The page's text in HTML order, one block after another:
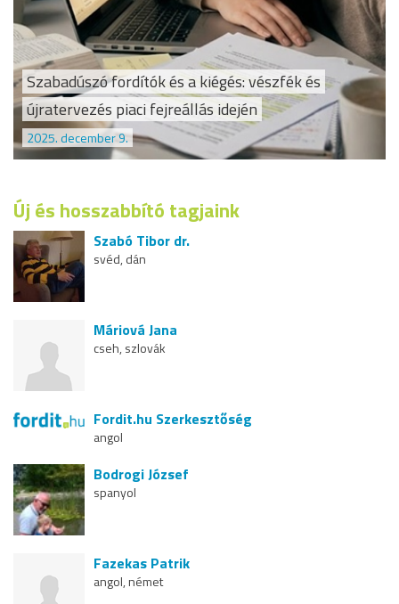
Szabadúszó fordítók és a kiégés: vészfék és
újratervezés piaci fejreállás idején
2025. december 9.
Új és hosszabbító tagjaink
Szabó Tibor dr.
svéd, dán
Máriová Jana
cseh, szlovák
Fordit.hu Szerkesztőség
angol
Bodrogi József
spanyol
Fazekas Patrik
angol, német